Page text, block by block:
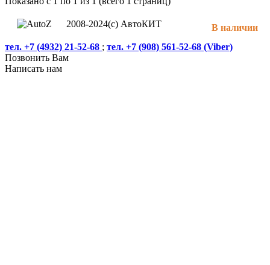
В наличии
2008-2024(c) АвтоКИТ
тел. +7 (4932) 21-52-68 ; тел. +7 (908) 561-52-68 (Viber)
Позвонить Вам
Написать нам